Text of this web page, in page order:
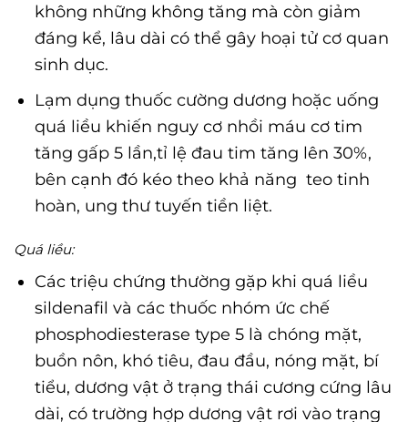
không những không tăng mà còn giảm
đáng kể, lâu dài có thể gây hoại tử cơ quan
sinh dục.
Lạm dụng thuốc cường dương hoặc uống
quá liều khiến nguy cơ nhồi máu cơ tim
tăng gấp 5 lần,tỉ lệ đau tim tăng lên 30%,
bên cạnh đó kéo theo khả năng teo tinh
hoàn, ung thư tuyến tiền liệt.
Quá liều:
Các triệu chứng thường gặp khi quá liều
sildenafil và các thuốc nhóm ức chế
phosphodiesterase type 5 là chóng mặt,
buồn nôn, khó tiêu, đau đầu, nóng mặt, bí
tiểu, dương vật ở trạng thái cương cứng lâu
dài, có trường hợp dương vật rơi vào trạng